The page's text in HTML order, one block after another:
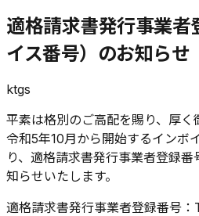
適格請求書発行事業者
イス番号）のお知らせ
ktgs
平素は格別のご高配を賜り、厚く
令和5年10月から開始するインボ
り、適格請求書発行事業者登録
知らせいたします。
適格請求書発行事業者登録番号：